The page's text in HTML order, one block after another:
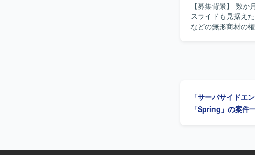
【募集背景】 数
スライドも見据えた長期前提
などの無形商材の
の安定稼働に向け
なせているかや業
避け、テンプレー
ていただけます。
「サーバサイドエ
「Spring」の案件